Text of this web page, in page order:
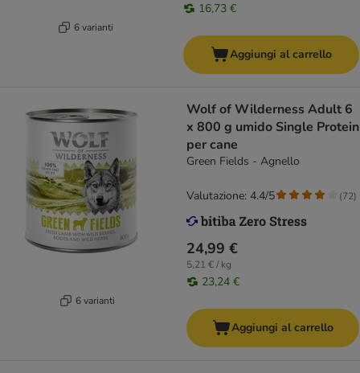
6 varianti
16,73 €
Aggiungi al carrello
6 varianti
Wolf of Wilderness Adult 6
x 800 g umido Single Protein
per cane
Green Fields - Agnello
24,99 €
5,21 € / kg
23,24 €
Valutazione: 4.4/5 (72)
Aggiungi al carrello